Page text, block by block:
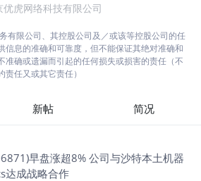
优虎网络科技有限公司
有限公司、其控股公司及／或该等控股公司的任
信息的准确和可靠度，但不能保证其绝对准确和
准确或遗漏而引起的任何损失或损害的责任（不
任又或其它责任）
新帖 简况
早盘涨超8% 公司与沙特本土机器
达成战略合作